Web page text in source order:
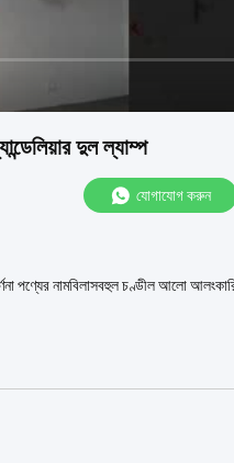
দুল ল্যাম্প
যোগাযোগ করুন
পণ্যের নামবিলাসবহুল চণ্ডীল আলো